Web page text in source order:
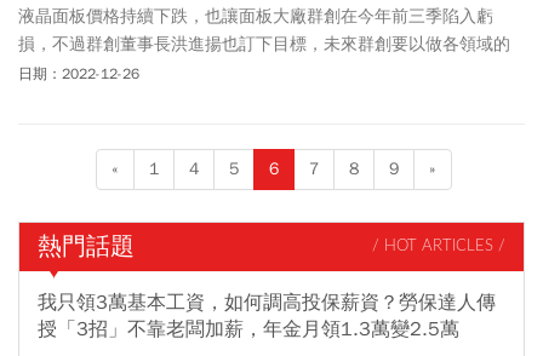
液晶面板價格持續下跌，也讓面板大廠群創在今年前三季陷入虧
損，不過群創董事長洪進揚也訂下目標，未來群創要以做各領域的
一階供應商（Tier -1）。
日期：2022-12-26
« 1 4 5 6 7 8 9 »
熱門話題 / HOT ARTICLES /
我只領3萬基本工資，如何調高投保薪資？勞保達人傳
授「3招」不靠老闆加薪，年金月領1.3萬變2.5萬